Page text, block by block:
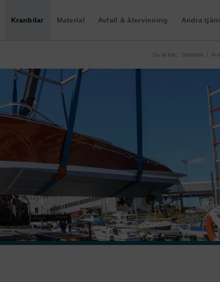
Kranbilar Material Avfall & återvinning Andra
Du är här: Startsida /